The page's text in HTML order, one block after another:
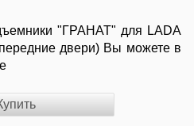
"ГРАНАТ" для LADA
двери) Вы можете в